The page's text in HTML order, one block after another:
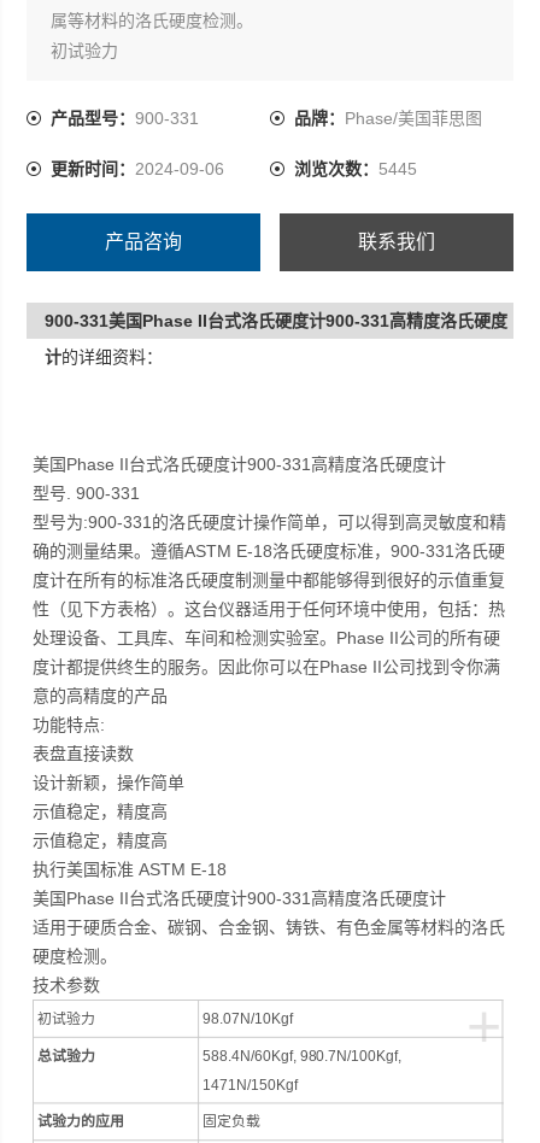
属等材料的洛氏硬度检测。
初试验力
产品型号：900-331 品牌： Phase/美国菲思图
更新时间： 2024-09-06 浏览次数： 5445
产品咨询 联系我们
900-331美国Phase II台式洛氏硬度计900-331高精度洛氏硬度
计的详细资料：
美国Phase II台式洛氏硬度计900-331高精度洛氏硬度计
型号. 900-331
型号为:900-331的洛氏硬度计操作简单，可以得到高灵敏度和精
确的测量结果。遵循ASTM E-18洛氏硬度标准，900-331洛氏硬
度计在所有的标准洛氏硬度制测量中都能够得到很好的示值重复
性（见下方表格）。这台仪器适用于任何环境中使用，包括：热
处理设备、工具库、车间和检测实验室。Phase II公司的所有硬
度计都提供终生的服务。因此你可以在Phase II公司找到令你满
意的高精度的产品
功能特点:
表盘直接读数
设计新颖，操作简单
示值稳定，精度高
示值稳定，精度高
执行美国标准 ASTM E-18
美国Phase II台式洛氏硬度计900-331高精度洛氏硬度计
适用于硬质合金、碳钢、合金钢、铸铁、有色金属等材料的洛氏
硬度检测。
技术参数
+
初试验力 98.07N/10Kgf
总试验力
588.4N/60Kgf, 980.7N/100Kgf,
1471N/150Kgf
试验力的应用 固定负载